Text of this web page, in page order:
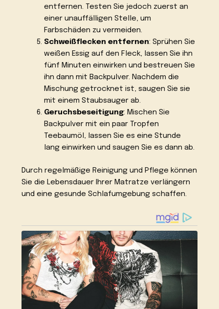
entfernen. Testen Sie jedoch zuerst an
einer unauffälligen Stelle, um
Farbschäden zu vermeiden.
Schweißflecken entfernen: Sprühen Sie
weißen Essig auf den Fleck, lassen Sie ihn
fünf Minuten einwirken und bestreuen Sie
ihn dann mit Backpulver. Nachdem die
Mischung getrocknet ist, saugen Sie sie
mit einem Staubsauger ab.
Geruchsbeseitigung: Mischen Sie
Backpulver mit ein paar Tropfen
Teebaumöl, lassen Sie es eine Stunde
lang einwirken und saugen Sie es dann ab.
Durch regelmäßige Reinigung und Pflege können
Sie die Lebensdauer Ihrer Matratze verlängern
und eine gesunde Schlafumgebung schaffen.